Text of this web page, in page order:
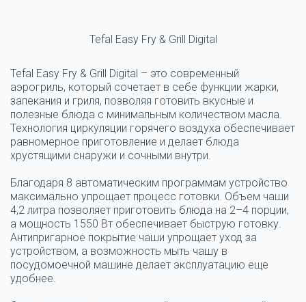
Tefal Easy Fry & Grill Digital
Tefal Easy Fry & Grill Digital – это современный
аэрогриль, который сочетает в себе функции жарки,
запекания и гриля, позволяя готовить вкусные и
полезные блюда с минимальным количеством масла.
Технология циркуляции горячего воздуха обеспечивает
равномерное приготовление и делает блюда
хрустящими снаружи и сочными внутри.
Благодаря 8 автоматическим программам устройство
максимально упрощает процесс готовки. Объем чаши
4,2 литра позволяет приготовить блюда на 2–4 порции,
а мощность 1550 Вт обеспечивает быструю готовку.
Антипригарное покрытие чаши упрощает уход за
устройством, а возможность мыть чашу в
посудомоечной машине делает эксплуатацию еще
удобнее.